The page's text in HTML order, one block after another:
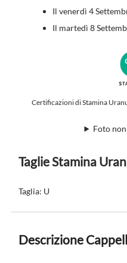
Il venerdì 4
Il martedì 8
Certificazioni di Stamina
Foto
Taglie Stamina
Taglia: U
Descrizione